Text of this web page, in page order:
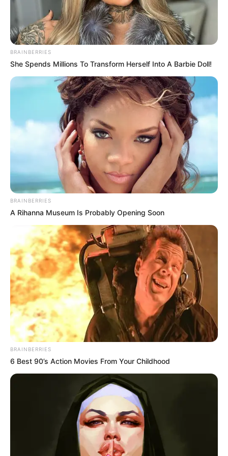
Sinopsis Lost in America, Film
BRAINBERRIES
She Spends Millions To Transform Herself Into A Barbie Doll!
BRAINBERRIES
A Rihanna Museum Is Probably Opening Soon
BRAINBERRIES
6 Best 90’s Action Movies From Your Childhood